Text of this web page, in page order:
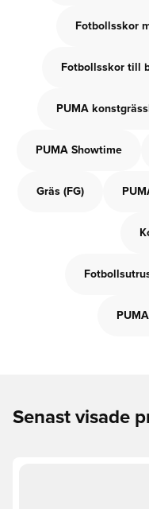
Fotbollsskor
Fotbollsskor till
PUMA
PUMA Showtime
Gräs (FG)
Senast visade